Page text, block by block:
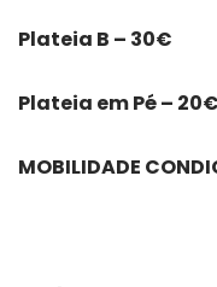
Plateia B – 30€
Plateia em Pé – 20€
MOBILIDADE